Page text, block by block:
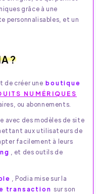
grâce à une
personnalisables, et un
?
de créer une boutique
NUMÉRIQUES
ou abonnements.
avec des modèles de site
aux utilisateurs de
facilement à leurs
, et des outils de
, Podia mise sur la
transaction sur son